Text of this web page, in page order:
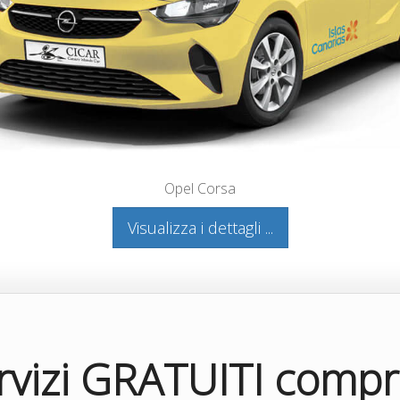
Opel Corsa
Visualizza i dettagli ...
GRATUITI